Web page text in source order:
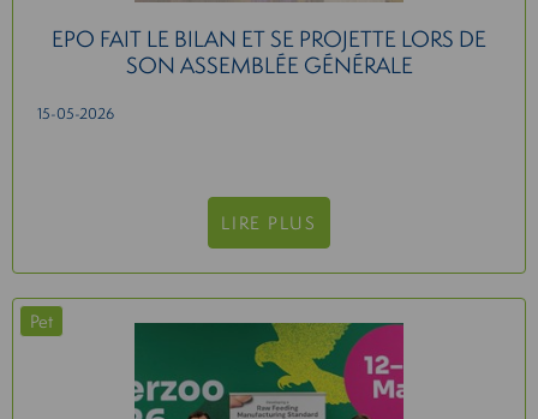
EPO FAIT LE BILAN ET SE PROJETTE LORS DE
SON ASSEMBLÉE GÉNÉRALE
15-05-2026
LIRE PLUS
Pet